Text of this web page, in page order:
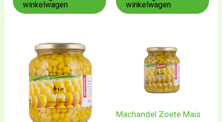
winkelwagen
winkelwagen
Machandel Zoete Mais